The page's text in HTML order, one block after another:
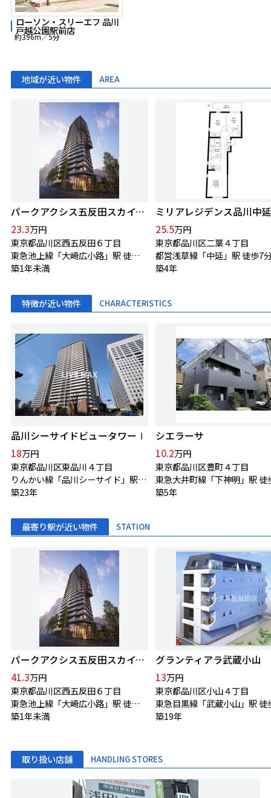
ローソン・スリーエフ 品川
戸越公園駅前店
約396m／5分
地域が近い物件 AREA
パークアクシス五反田スカイタワー
23.3万円
東京都品川区西五反田６丁目
東急池上線「大崎広小路」駅 徒歩8分
築1年未満
ミリアレジデンス品川中延
25.5万円
東京都品川区二葉４丁目
都営浅草線「中延」駅 徒歩7
築4年
特徴が近い物件 CHARACTERISTICS
品川シーサイドビュータワーⅠ
18万円
東京都品川区東品川４丁目
りんかい線「品川シーサイド」駅 徒歩1分
築23年
シエラーサ
10.2万円
東京都品川区豊町４丁目
東急大井町線「下神明」駅 徒
築5年
最寄り駅が近い物件 STATION
パークアクシス五反田スカイタワー
41.3万円
東京都品川区西五反田６丁目
東急池上線「大崎広小路」駅 徒歩8分
築1年未満
グランティアラ武蔵小山
13万円
東京都品川区小山４丁目
東急目黒線「武蔵小山」駅 徒
築19年
取り扱い店舗 HANDLING STORES